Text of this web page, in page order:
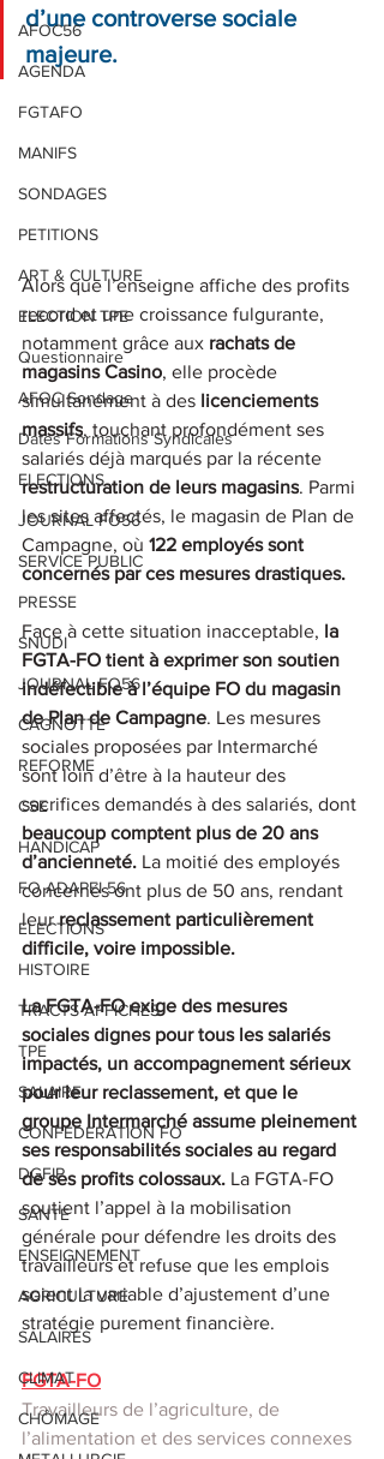
AFOC56
AGENDA
FGTAFO
MANIFS
SONDAGES
PETITIONS
ART & CULTURE
ELECTION TPE
Questionnaire
AFOC Sondage
Dates Formations Syndicales
ELECTIONS
JOURNAL FO56
SERVICE PUBLIC
PRESSE
SNUDI
JOURNAL FO56
CAGNOTTE
REFORME
CSE
HANDICAP
FO ADAPEI 56
ELECTIONS
HISTOIRE
TRACTS AFFICHES
TPE
SALAIRE
CONFEDERATION FO
DGFIP
SANTE
ENSEIGNEMENT
AGRICULTURE
SALAIRES
CLIMAT
CHÔMAGE
d’une controverse sociale
majeure.
Alors que l’enseigne affiche des profits
record et une croissance fulgurante,
notamment grâce aux rachats de
magasins Casino, elle procède
simultanément à des licenciements
massifs, touchant profondément ses
salariés déjà marqués par la récente
restructuration de leurs magasins. Parmi
les sites affectés, le magasin de Plan de
Campagne, où 122 employés sont
concernés par ces mesures drastiques.
Face à cette situation inacceptable, la
FGTA-FO tient à exprimer son soutien
indéfectible à l’équipe FO du magasin
de Plan de Campagne. Les mesures
sociales proposées par Intermarché
sont loin d’être à la hauteur des
sacrifices demandés à des salariés, dont
beaucoup comptent plus de 20 ans
d’ancienneté. La moitié des employés
concernés ont plus de 50 ans, rendant
leur reclassement particulièrement
difficile, voire impossible.
La FGTA-FO exige des mesures
sociales dignes pour tous les salariés
impactés, un accompagnement sérieux
pour leur reclassement, et que le
groupe Intermarché assume pleinement
ses responsabilités sociales au regard
de ses profits colossaux. La FGTA-FO
soutient l’appel à la mobilisation
générale pour défendre les droits des
travailleurs et refuse que les emplois
soient la variable d’ajustement d’une
stratégie purement financière.
FGTA-FO
Travailleurs de l’agriculture, de
l’alimentation et des services connexes